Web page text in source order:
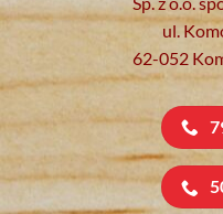
ul.
62-052